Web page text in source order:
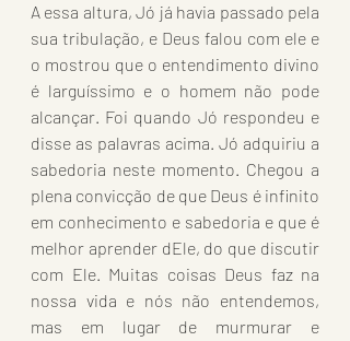
A essa altura, Jó já havia passado pela
sua tribulação, e Deus falou com ele e
o mostrou que o entendimento divino
é larguíssimo e o homem não pode
alcançar. Foi quando Jó respondeu e
disse as palavras acima. Jó adquiriu a
sabedoria neste momento. Chegou a
plena convicção de que Deus é infinito
em conhecimento e sabedoria e que é
melhor aprender dEle, do que discutir
com Ele. Muitas coisas Deus faz na
nossa vida e nós não entendemos,
mas em lugar de murmurar e